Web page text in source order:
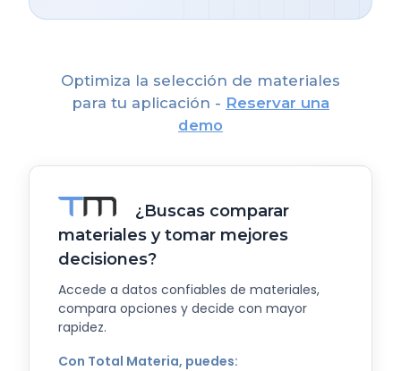
Optimiza la selección de materiales
para tu aplicación - Reservar una
demo
¿Buscas comparar
materiales y tomar mejores
decisiones?
Accede a datos confiables de materiales,
compara opciones y decide con mayor
rapidez.
Con Total Materia, puedes: